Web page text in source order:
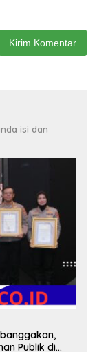
isi dan
Publik di